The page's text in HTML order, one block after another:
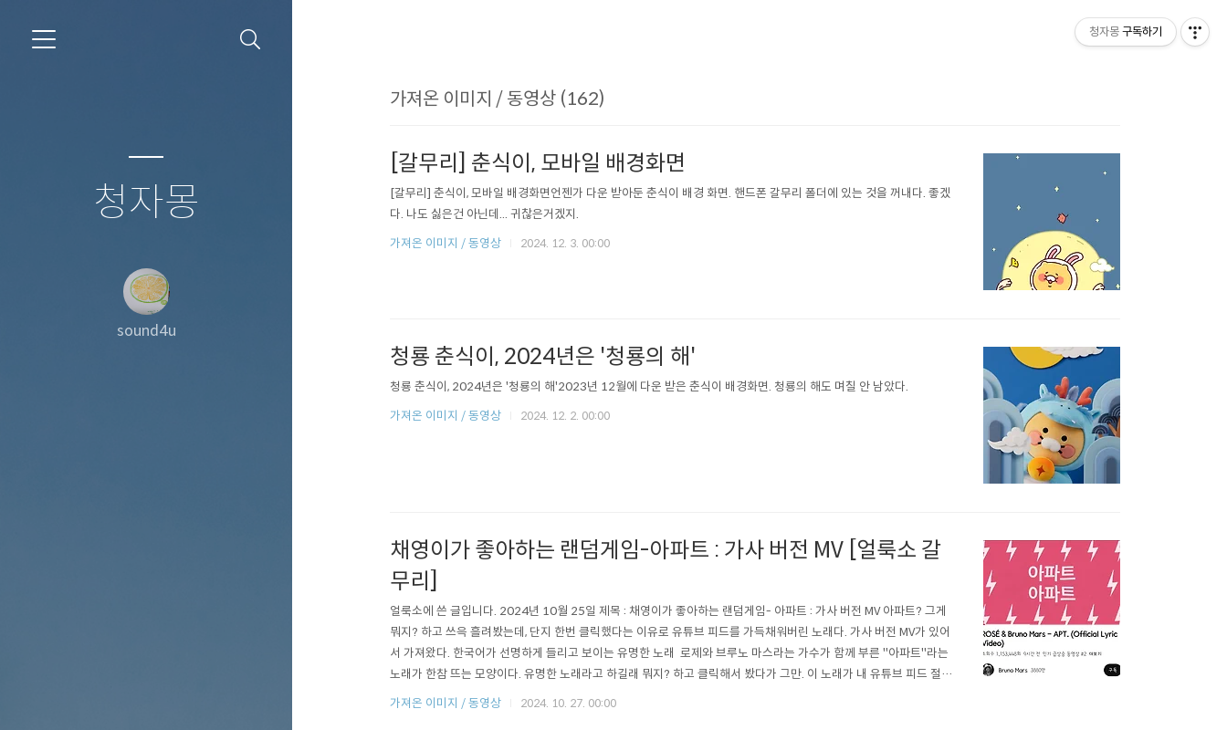
청자몽
sound4u
가져온 이미지 / 동영상 (162)
[갈무리] 춘식이, 모바일 배경화면
[갈무리] 춘식이, 모바일 배경화면언젠가 다운 받아둔 춘식이 배경 화면. 핸드폰 갈무리 폴더에 있는 것을 꺼내다. 좋겠
다. 나도 싫은건 아닌데... 귀찮은거겠지.
가져온 이미지 / 동영상
2024. 12. 3. 00:00
청룡 춘식이, 2024년은 '청룡의 해'
청룡 춘식이, 2024년은 '청룡의 해'2023년 12월에 다운 받은 춘식이 배경화면. 청룡의 해도 며칠 안 남았다.
가져온 이미지 / 동영상
2024. 12. 2. 00:00
채영이가 좋아하는 랜덤게임-아파트 : 가사 버전 MV [얼룩소 갈
무리]
얼룩소에 쓴 글입니다. 2024년 10월 25일 제목 : 채영이가 좋아하는 랜덤게임- 아파트 : 가사 버전 MV 아파트? 그게
뭐지? 하고 쓰윽 흘려봤는데, 단지 한번 클릭했다는 이유로 유튜브 피드를 가득채워버린 노래다. 가사 버전 MV가 있어
서 가져왔다. 한국어가 선명하게 들리고 보이는 유명한 노래 로제와 브루노 마스라는 가수가 함께 부른 "아파트"라는
노래가 한참 뜨는 모양이다. 유명한 노래라고 하길래 뭐지? 하고 클릭해서 봤다가 그만. 이 노래가 내 유튜브 피드 절반
을 차지해 버렸다. "아파트" 관련한 영상들이 가득하다. 막귀는 아닌데, 노래 영상을 보고도 좋은지 잘 모르겠다. 자주
가져온 이미지 / 동영상 2024. 10. 27. 00:00
청자몽 구독하기